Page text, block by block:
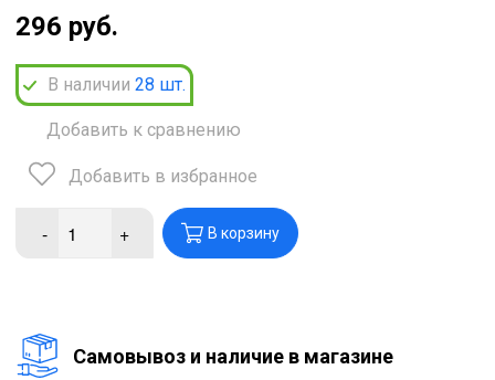
296 руб.
В наличии 28 шт.
Добавить к сравнению
Добавить в избранное
- + В корзину
Cамовывоз и наличие в магазине